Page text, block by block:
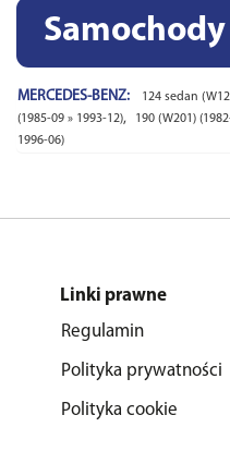
MERCEDES-BENZ: 124 sedan
(1985-09 » 1993-12), 190 (W201)
1996-06)
Linki prawne
Regulamin
Polityka prywatności
Polityka cookie